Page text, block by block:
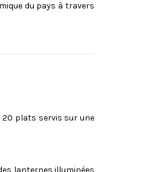
du pays à travers
20 plats servis sur une
lanternes illuminées